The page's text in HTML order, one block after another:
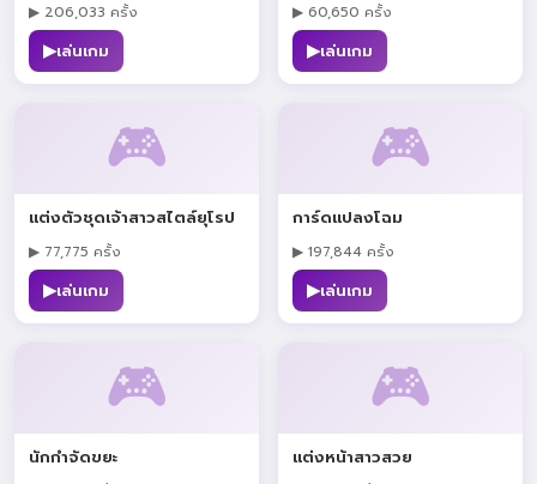
▶ 206,033 ครั้ง
▶เล่นเกม
▶ 60,650 ครั้ง
▶เล่นเกม
🎮
แต่งตัวชุดเจ้าสาวสไตล์ยุโรป
▶ 77,775 ครั้ง
▶เล่นเกม
🎮
การ์ดแปลงโฉม
▶ 197,844 ครั้ง
▶เล่นเกม
🎮
นักกำจัดขยะ
🎮
แต่งหน้าสาวสวย